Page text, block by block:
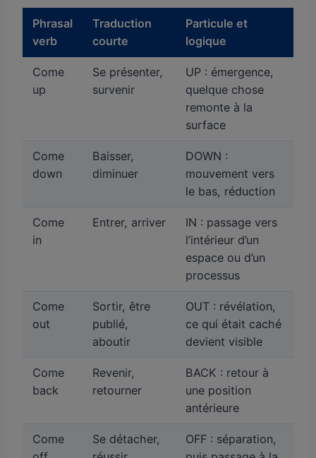
Phrasal
verb
Traduction
courte
Particule et
logique
Come
up
Se présenter,
survenir
UP : émergence,
quelque chose
remonte à la
surface
Come
down
Baisser,
diminuer
DOWN :
mouvement vers
le bas, réduction
Come
in
Entrer, arriver
IN : passage vers
l’intérieur d’un
espace ou d’un
processus
Come
out
Sortir, être
publié,
aboutir
OUT : révélation,
ce qui était caché
devient visible
Come
back
Revenir,
retourner
BACK : retour à
une position
antérieure
Come
Se détacher,
OFF : séparation,